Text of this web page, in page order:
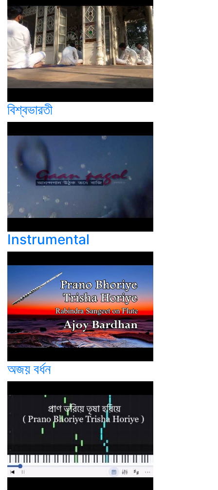
বিশ্বভারতী
Instrumental
অজয় বর্ধন